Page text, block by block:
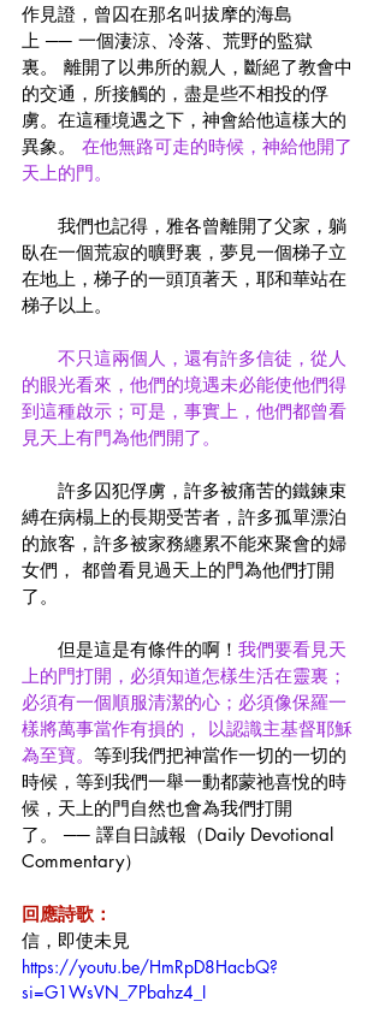
作見證，曾囚在那名叫拔摩的海島
上 ── 一個淒涼、冷落、荒野的監獄
裏。 離開了以弗所的親人，斷絕了教會中
的交通，所接觸的，盡是些不相投的俘
虜。在這種境遇之下，神會給他這樣大的
異象。 在他無路可走的時候，神給他開了
天上的門。
我們也記得，雅各曾離開了父家，躺
臥在一個荒寂的曠野裏，夢見一個梯子立
在地上，梯子的一頭頂著天，耶和華站在
梯子以上。
不只這兩個人，還有許多信徒，從人
的眼光看來，他們的境遇未必能使他們得
到這種啟示；可是，事實上，他們都曾看
見天上有門為他們開了。
許多囚犯俘虜，許多被痛苦的鐵鍊束
縛在病榻上的長期受苦者，許多孤單漂泊
的旅客，許多被家務纏累不能來聚會的婦
女們， 都曾看見過天上的門為他們打開
了。
但是這是有條件的啊！ 我們要看見天
上的門打開，必須知道怎樣生活在靈裏；
必須有一個順服清潔的心；必須像保羅一
樣將萬事當作有損的， 以認識主基督耶穌
為至寶。 等到我們把神當作一切的一切的
時候，等到我們一舉一動都蒙祂喜悅的時
候，天上的門自然也會為我們打開
了。 ── 譯自日誠報（Daily Devotional
Commentary）
回應詩歌：
信，即使未見
https://youtu.be/HmRpD8HacbQ?
si=G1WsVN_7Pbahz4_I